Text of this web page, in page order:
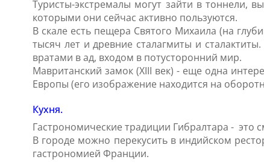
Туристы-экстремалы могут зайти в тоннели,
которыми они сейчас активно пользуются.
В скале есть пещера Святого Михаила (на
тысяч лет и древние сталагмиты и
вратами в ад, входом в потусторонний мир.
Мавританский замок (ХIII век) - еще одна
Европы (его изображение находится на
Кухня.
Гастрономические традиции Гибралтара - это
В городе можно перекусить в индийском
гастрономией Франции.